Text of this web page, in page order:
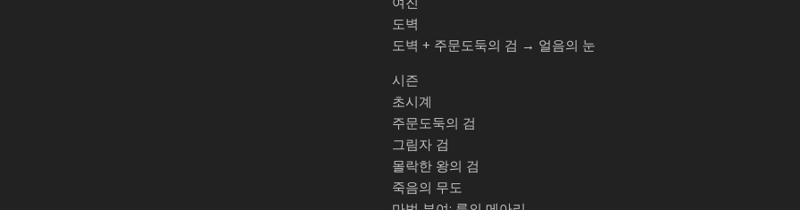
도벽
도벽 + 주문도둑의 검 → 얼음의 눈
시즌
초시계
주문도둑의 검
그림자 검
몰락한 왕의 검
죽음의 무도